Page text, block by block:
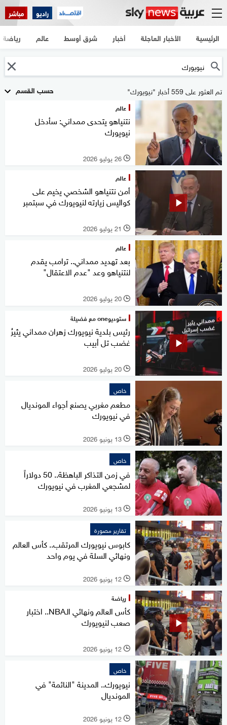
راديو مباشر
الرئيسية الأخبار العاجلة أخبار شرق أوسط عالم رياضة
حسب القسم تم العثور على 559 أخبار "نيويورك"
عالم
نتنياهو يتحدى ممداني: سأدخل
نيويورك
l 26 يوليو 2026
عالم
أمن نتنياهو الشخصي يخيم على
كواليس زيارته لنيويورك في سبتمبر
l 21 يوليو 2026
عالم
بعد تهديد ممداني.. ترامب يقدم
لنتنياهو وعد "عدم الاعتقال"
l 20 يوليو 2026
ستوديوone مع فضيلة
رئيس بلدية نيويورك زهران ممداني يثيرُ
غضب تل أبيب
l 20 يوليو 2026
خاص
مطعم مغربي يصنع أجواء المونديال
في نيويورك
l 13 يونيو 2026
خاص
في زمن التذاكر الباهظة.. 50 دولاراً
لمشجعي المغرب في نيويورك
l 13 يونيو 2026
تقارير مصورة
كابوس نيويورك المرتقب.. كأس العالم
ونهائي السلة في يوم واحد
l 12 يونيو 2026
رياضة
كأس العالم ونهائي الـNBA.. اختبار
صعب لنيويورك
l 12 يونيو 2026
خاص
نيويورك.. المدينة "النائمة" في
المونديال
l 12 يونيو 2026